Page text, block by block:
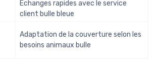
Échanges rapides avec le service
client bulle bleue
Adaptation de la couverture selon les
besoins animaux bulle